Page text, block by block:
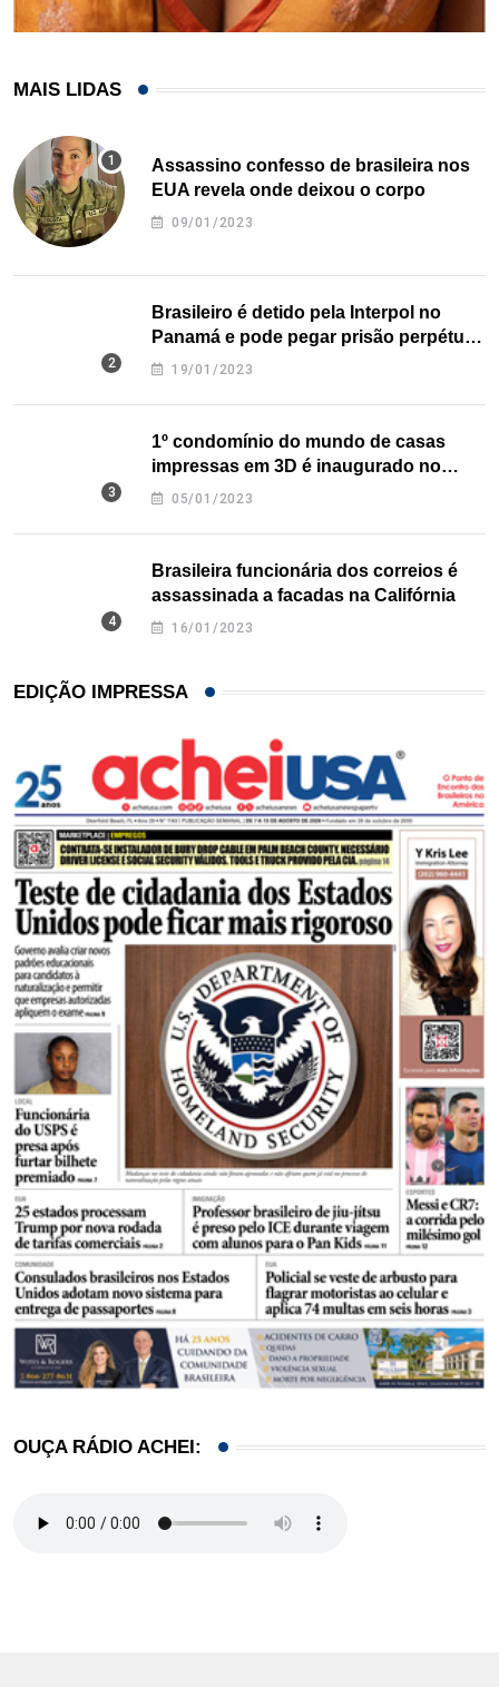
MAIS LIDAS
Assassino confesso de brasileira nos
EUA revela onde deixou o corpo
09/01/2023
Brasileiro é detido pela Interpol no
Panamá e pode pegar prisão perpétua
nos EUA
19/01/2023
1º condomínio do mundo de casas
impressas em 3D é inaugurado no
Texas
05/01/2023
Brasileira funcionária dos correios é
assassinada a facadas na Califórnia
16/01/2023
EDIÇÃO IMPRESSA
OUÇA RÁDIO ACHEI: